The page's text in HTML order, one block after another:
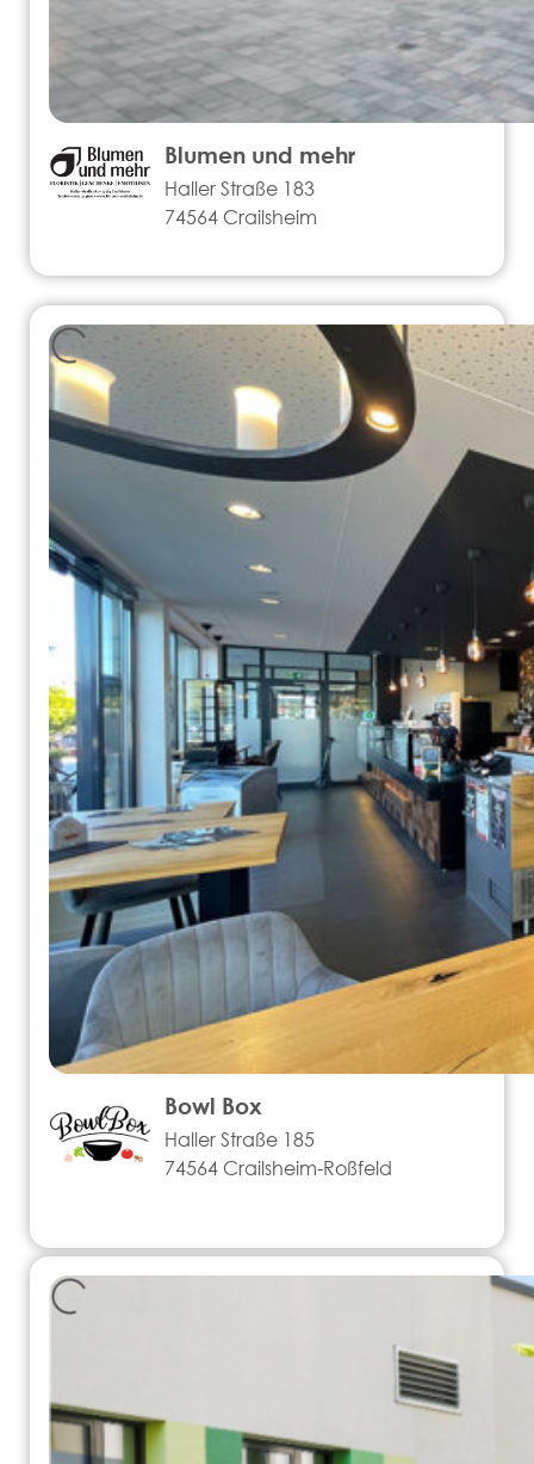
Blumen und mehr
Haller Straße 183
74564 Crailsheim
Bowl Box
Haller Straße 185
74564 Crailsheim-Roßfeld